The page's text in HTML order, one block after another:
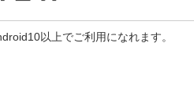
以上でご利用になれます。